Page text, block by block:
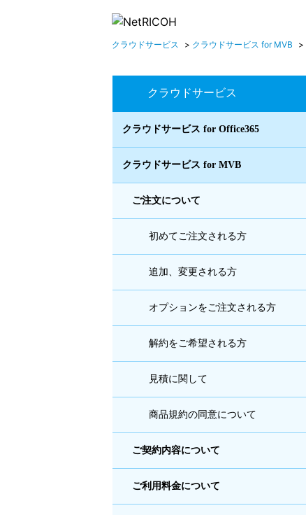
クラウドサービス > クラウドサービス for MVB >
クラウドサービス
クラウドサービス for Office365
クラウドサービス for MVB
ご注文について
初めてご注文される方
追加、変更される方
オプションをご注文される方
解約をご希望される方
見積に関して
商品規約の同意について
ご契約内容について
ご利用料金について